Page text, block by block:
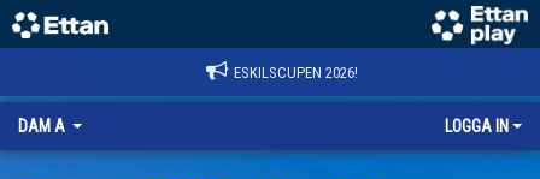
ESKILSCUPEN 2026!
DAM A LOGGA IN